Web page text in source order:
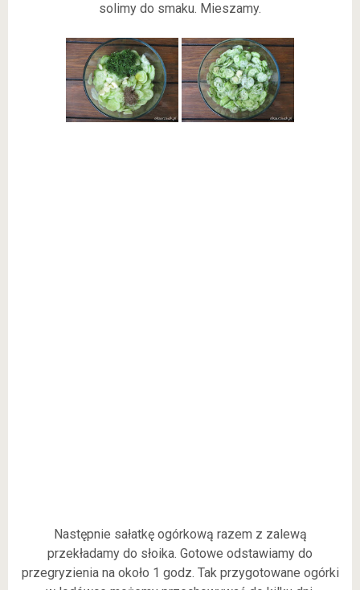
solimy do smaku. Mieszamy.
Następnie sałatkę ogórkową razem z zalewą
przekładamy do słoika. Gotowe odstawiamy do
przegryzienia na około 1 godz. Tak przygotowane ogórki